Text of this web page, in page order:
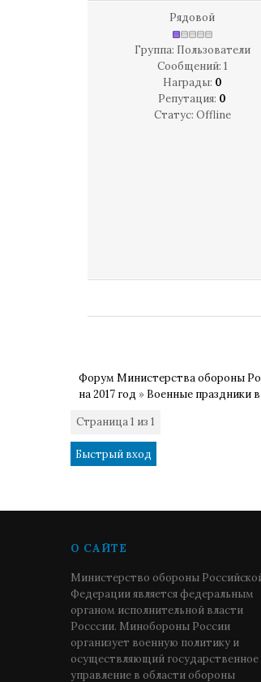
Рядовой
Группа: Пользователи
Сообщений: 1
Награды: 0
Репутация: 0
Статус: Offline
Форум Министерства обороны
на 2017 год » Военные праздники в
Страница1 из 1
О САЙТЕ
Министерство обороны
Федерации является федеральным
органом исполнительной власти
Росссии. Минобороны России
организует военную политику и
осуществляющий государственное
управление в области обороны